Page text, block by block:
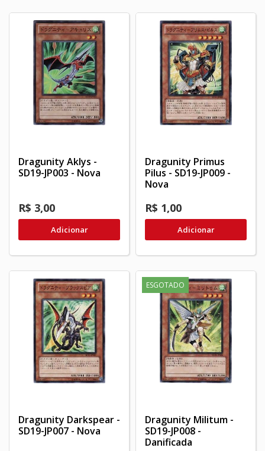
Dragunity Aklys -
SD19-JP003 - Nova
R$ 3,00
Adicionar
Dragunity Primus
Pilus - SD19-JP009 -
Nova
R$ 1,00
Adicionar
Dragunity Darkspear -
SD19-JP007 - Nova
ESGOTADO
Dragunity Militum -
SD19-JP008 -
Danificada